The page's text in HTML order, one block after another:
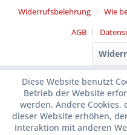
Widerrufsbelehrung
Wie
AGB
Diese Website benutzt
Betrieb der Website
werden. Andere
dieser Website erhöhen,
Interaktion mit anderen